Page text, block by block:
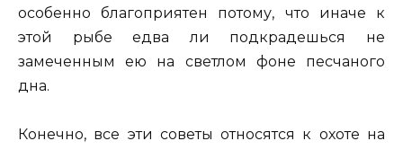
особенно благоприятен потому, что иначе к
этой рыбе едва ли подкрадешься не
замеченным ею на светлом фоне песчаного
дна.
Конечно, все эти советы относятся к охоте на